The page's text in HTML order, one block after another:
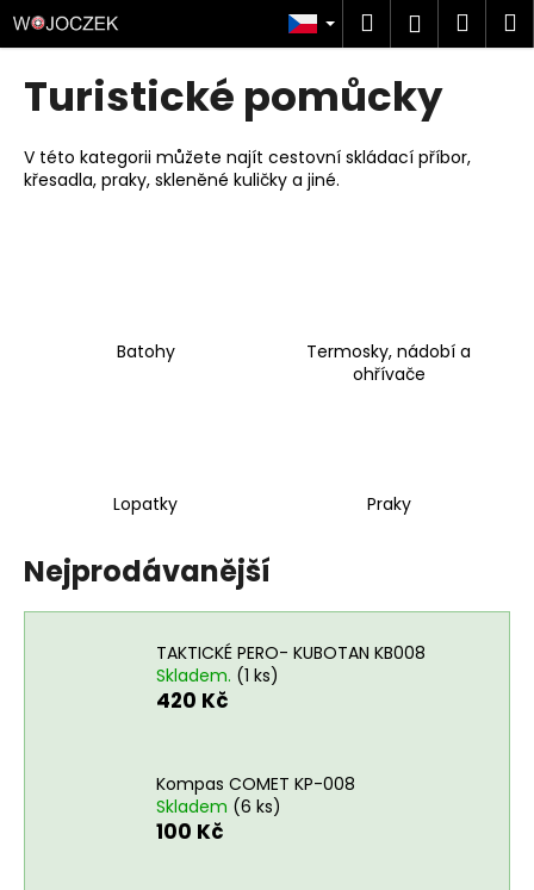
Přejít
na
obsah
Hledat
Turistické pomůcky
V této kategorii můžete najít cestovní skládací příbor,
křesadla, praky, skleněné kuličky a jiné.
Batohy
Termosky, nádobí a
ohřívače
Lopatky Praky
Nejprodávanější
TAKTICKÉ PERO- KUBOTAN KB008
Skladem. (1 ks)
420 Kč
Kompas COMET KP-008
Skladem (6 ks)
100 Kč
K
o
o
p
a
j
í
HLEDAT